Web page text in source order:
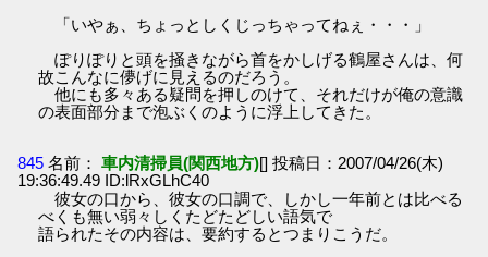
「いやぁ、ちょっとしくじっちゃってねぇ・・・」
ぽりぽりと頭を掻きながら首をかしげる鶴屋さんは、何
故こんなに儚げに見えるのだろう。
他にも多々ある疑問を押しのけて、それだけが俺の意識
の表面部分まで泡ぶくのように浮上してきた。
845 名前： 車内清掃員(関西地方)[] 投稿日：2007/04/26(木)
19:36:49.49 ID:lRxGLhC40
彼女の口から、彼女の口調で、しかし一年前とは比べる
べくも無い弱々しくたどたどしい語気で
語られたその内容は、要約するとつまりこうだ。